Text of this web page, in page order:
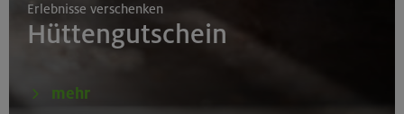
München
17.-19.08.26
Erlebnisse verschenken
Hüttengutschein
mehr